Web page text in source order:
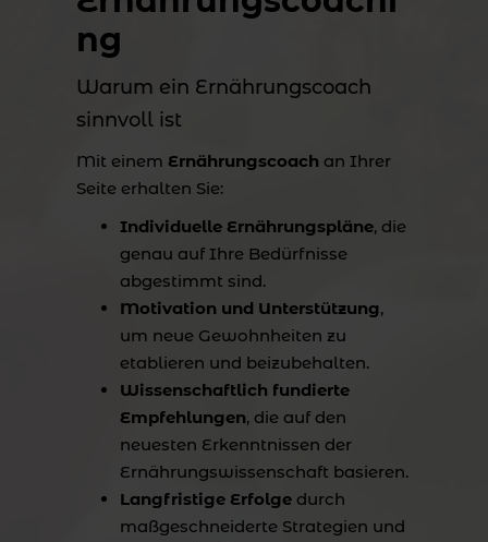
Lösung ging jedoch weiter über
Fettsäuren, Ballaststoffe und weitere
Ernährung.
ng
Warum ein Ernährungscoach
sinnvoll ist
Mit einem Ernährungscoach an Ihrer
Seite erhalten Sie:
Individuelle Ernährungspläne, die
genau auf Ihre Bedürfnisse
abgestimmt sind.
Motivation und Unterstützung,
um neue Gewohnheiten zu
etablieren und beizubehalten.
Wissenschaftlich fundierte
Empfehlungen, die auf den
neuesten Erkenntnissen der
Ernährungswissenschaft basieren.
Langfristige Erfolge durch
maßgeschneiderte Strategien und